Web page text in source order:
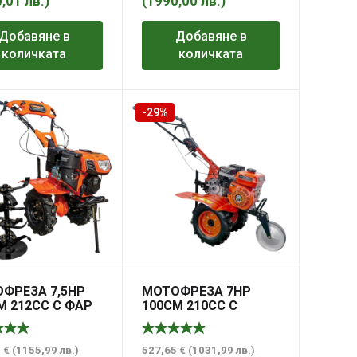
Добавяне в
количката
Добавяне в
количката
7,5HP
212CC С ФАР
HD
€ (1155,99лв.)
-29%
МОТОФРЕЗА 7HP
100CM 210CC С
ДАТЧИК ЗА МАСЛО
PREMIUM HD
527,65€ (1031,99лв.)